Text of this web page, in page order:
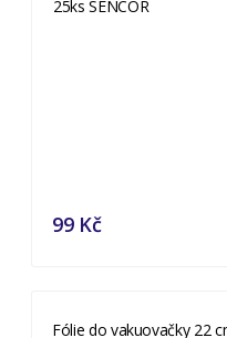
99 Kč
Fólie do vakuovačky 22